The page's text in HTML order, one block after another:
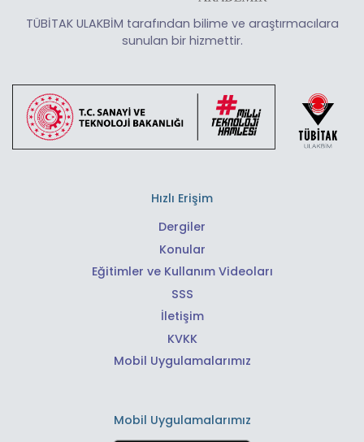
TÜBİTAK ULAKBİM tarafından bilime ve araştırmacılara
sunulan bir hizmettir.
Hızlı Erişim
Dergiler
Konular
Eğitimler ve Kullanım Videoları
SSS
İletişim
KVKK
Mobil Uygulamalarımız
Mobil Uygulamalarımız